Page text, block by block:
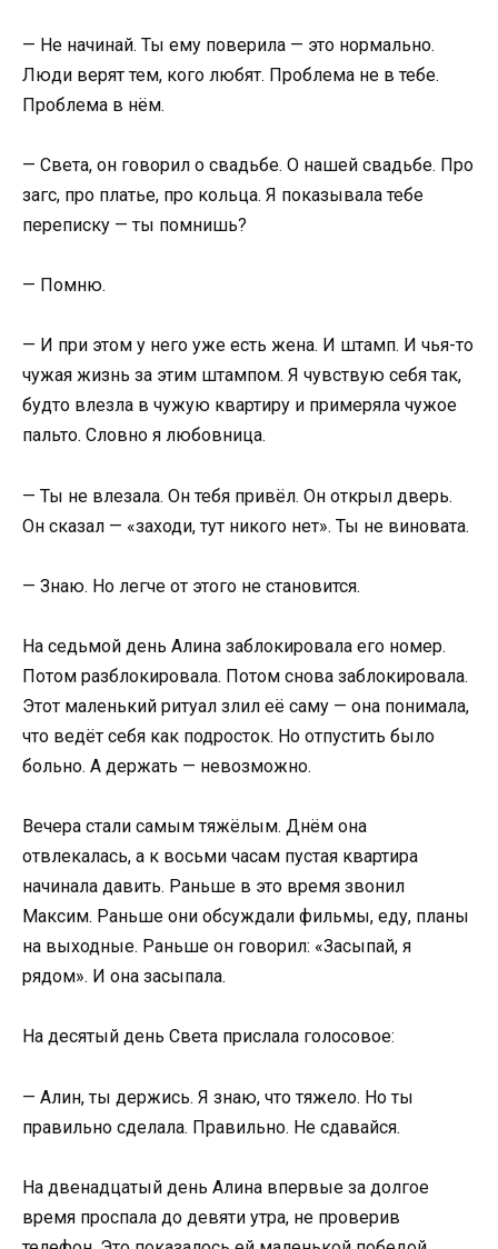
— Не начинай. Ты ему поверила — это нормально.
Люди верят тем, кого любят. Проблема не в тебе.
Проблема в нём.
— Света, он говорил о свадьбе. О нашей свадьбе. Про
загс, про платье, про кольца. Я показывала тебе
переписку — ты помнишь?
— Помню.
— И при этом у него уже есть жена. И штамп. И чья-то
чужая жизнь за этим штампом. Я чувствую себя так,
будто влезла в чужую квартиру и примеряла чужое
пальто. Словно я любовница.
— Ты не влезала. Он тебя привёл. Он открыл дверь.
Он сказал — «заходи, тут никого нет». Ты не виновата.
— Знаю. Но легче от этого не становится.
На седьмой день Алина заблокировала его номер.
Потом разблокировала. Потом снова заблокировала.
Этот маленький ритуал злил её саму — она понимала,
что ведёт себя как подросток. Но отпустить было
больно. А держать — невозможно.
Вечера стали самым тяжёлым. Днём она
отвлекалась, а к восьми часам пустая квартира
начинала давить. Раньше в это время звонил
Максим. Раньше они обсуждали фильмы, еду, планы
на выходные. Раньше он говорил: «Засыпай, я
рядом». И она засыпала.
На десятый день Света прислала голосовое:
— Алин, ты держись. Я знаю, что тяжело. Но ты
правильно сделала. Правильно. Не сдавайся.
На двенадцатый день Алина впервые за долгое
время проспала до девяти утра, не проверив